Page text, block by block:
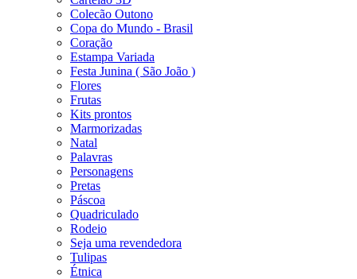
Colecão Outono
Copa do Mundo - Brasil
Coração
Estampa Variada
Festa Junina ( São João )
Flores
Frutas
Kits prontos
Marmorizadas
Natal
Palavras
Personagens
Pretas
Páscoa
Quadriculado
Rodeio
Seja uma revendedora
Tulipas
Étnica